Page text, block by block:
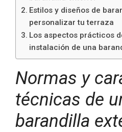
Estilos y diseños de
personalizar tu terraza
Los aspectos prácticos
instalación de una
Normas y
técnicas de
barandilla